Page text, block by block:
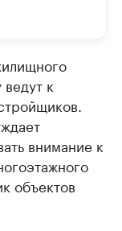
к
внимание к
объектов